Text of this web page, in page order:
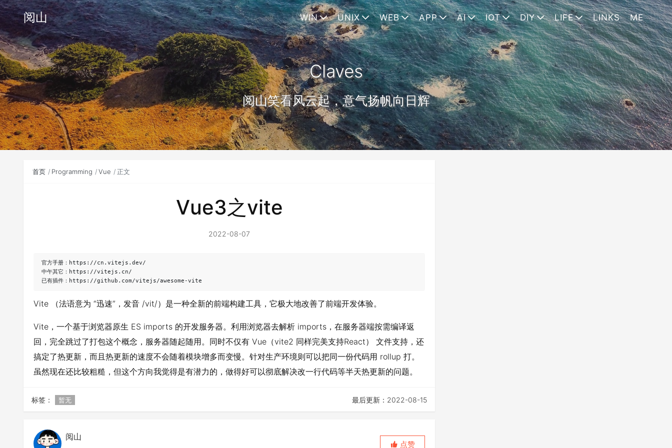
阅山 WIN UNIX WEB APP AI IOT DIY LIFE LINKS ME
Claves
阅山笑看风云起，意气扬帆向日辉
首页 Programming Vue 正文
Vue3之vite
2022-08-07
官方手册：https://cn.vitejs.dev/
中午其它：https://vitejs.cn/
已有插件：https://github.com/vitejs/awesome-vite
Vite （法语意为 “迅速”，发音 /vit/）是一种全新的前端构建工具，它极大地改善了前端开发体验。
Vite，一个基于浏览器原生 ES imports 的开发服务器。利用浏览器去解析 imports，在服务器端按需编译返
回，完全跳过了打包这个概念，服务器随起随用。同时不仅有 Vue（vite2 同样完美支持React） 文件支持，还
搞定了热更新，而且热更新的速度不会随着模块增多而变慢。针对生产环境则可以把同一份代码用 rollup 打。
虽然现在还比较粗糙，但这个方向我觉得是有潜力的，做得好可以彻底解决改一行代码等半天热更新的问题。
标签： 暂无 最后更新：2022-08-15
阅山
点赞